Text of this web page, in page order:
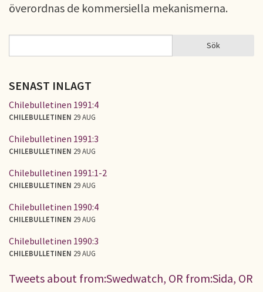
överordnas de kommersiella mekanismerna.
SÖKFORMULÄR Sök
SENAST INLAGT
Chilebulletinen 1991:4
CHILEBULLETINEN 29 AUG
Chilebulletinen 1991:3
CHILEBULLETINEN 29 AUG
Chilebulletinen 1991:1-2
CHILEBULLETINEN 29 AUG
Chilebulletinen 1990:4
CHILEBULLETINEN 29 AUG
Chilebulletinen 1990:3
CHILEBULLETINEN 29 AUG
Tweets about from:Swedwatch, OR from:Sida, OR